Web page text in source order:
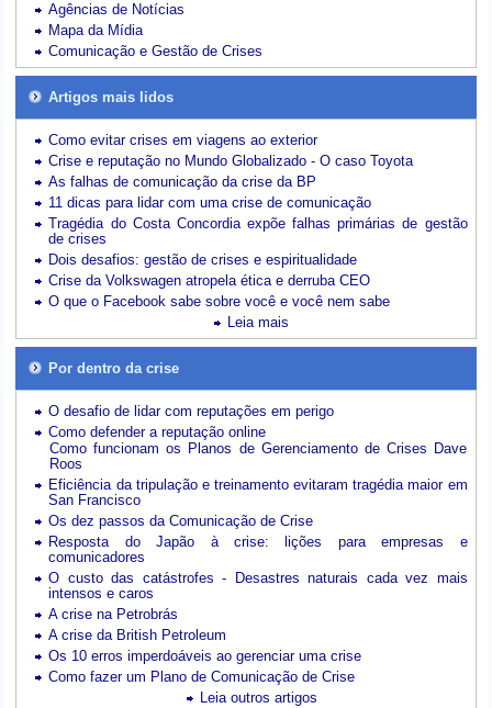
Agências de Notícias
Mapa da Mídia
Comunicação e Gestão de Crises
Artigos mais lidos
Como evitar crises em viagens ao exterior
Crise e reputação no Mundo Globalizado - O caso Toyota
As falhas de comunicação da crise da BP
11 dicas para lidar com uma crise de comunicação
Tragédia do Costa Concordia expõe falhas primárias de gestão
de crises
Dois desafios: gestão de crises e espiritualidade
Crise da Volkswagen atropela ética e derruba CEO
O que o Facebook sabe sobre você e você nem sabe
Leia mais
Por dentro da crise
O desafio de lidar com reputações em perigo
Como defender a reputação online
Como funcionam os Planos de Gerenciamento de Crises Dave
Roos
Eficiência da tripulação e treinamento evitaram tragédia maior em
San Francisco
Os dez passos da Comunicação de Crise
Resposta do Japão à crise: lições para empresas e
comunicadores
O custo das catástrofes -
Desastres naturais cada vez mais
intensos e caros
A crise na Petrobrás
A crise da British Petroleum
Os 10 erros imperdoáveis ao gerenciar uma crise
Como fazer um Plano de Comunicação de Crise
Leia outros artigos